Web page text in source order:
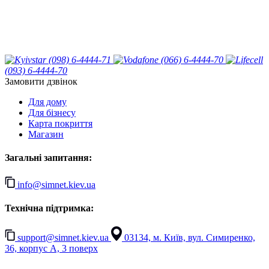
(098) 6-4444-71
(066) 6-4444-70
(093) 6-4444-70
Замовити дзвінок
Для дому
Для бізнесу
Карта покриття
Магазин
Загальні запитання:
info@simnet.kiev.ua
Технічна підтримка:
support@simnet.kiev.ua
03134, м. Київ, вул. Симиренко,
36, корпус А, 3 поверх